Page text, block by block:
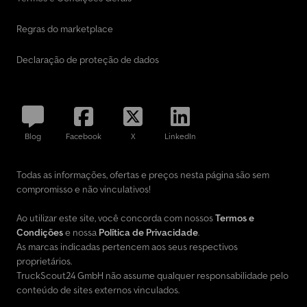
Regras do marketplace
Declaração de proteção de dados
Blog Facebook X LinkedIn
Todas as informações, ofertas e preços nesta página são sem
compromisso e não vinculativos!
Ao utilizar este site, você concorda com nossosTermos e
Condiçõese nossa Política de Privacidade.
As marcas indicadas pertencem aos seus respectivos
proprietários.
TruckScout24 GmbH não assume qualquer responsabilidade pelo
conteúdo de sites externos vinculados.